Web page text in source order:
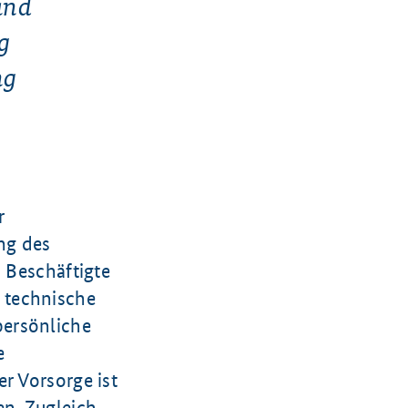
des
technische
Vorsorge ist